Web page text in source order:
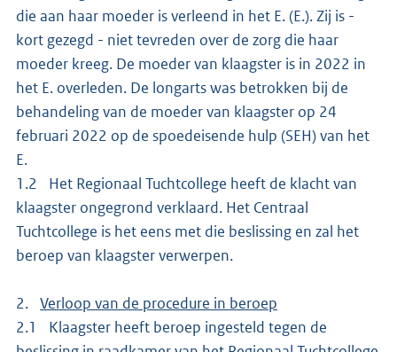
die aan haar moeder is verleend in het E. (E.). Zij is -
kort gezegd - niet tevreden over de zorg die haar
moeder kreeg. De moeder van klaagster is in 2022 in
het E. overleden. De longarts was betrokken bij de
behandeling van de moeder van klaagster op 24
februari 2022 op de spoedeisende hulp (SEH) van het
E.
1.2 Het Regionaal Tuchtcollege heeft de klacht van
klaagster ongegrond verklaard. Het Centraal
Tuchtcollege is het eens met die beslissing en zal het
beroep van klaagster verwerpen.
2. Verloop van de procedure in beroep
2.1 Klaagster heeft beroep ingesteld tegen de